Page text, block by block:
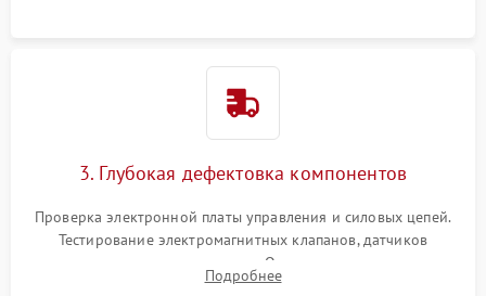
3. Глубокая дефектовка компонентов
Проверка электронной платы управления и силовых цепей.
Тестирование электромагнитных клапанов, датчиков
температуры и расходомера. Оценка степени износа
жерновов кофемолки, уплотнительных колец гидросистемы
Подробнее